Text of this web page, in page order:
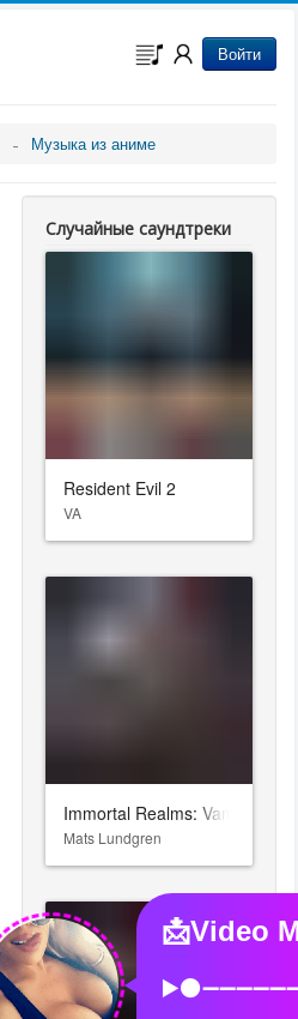
Войти
Музыка из аниме
Случайные саундтреки
Resident Evil 2
VA
Immortal Realms: Vampire Wars
Mats Lundgren